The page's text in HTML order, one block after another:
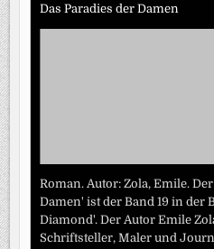
Das Paradies der Damen
Roman. Autor: Zola, Emile.
Damen' ist der Band 19 in der
Diamond'. Der Autor Emile
Schriftsteller, Maler und